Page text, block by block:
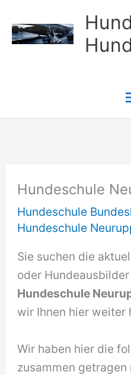
Inhalt
springen
Hundeschule
Hundeschule
Hundeschule
Sie suchen die
oder
Hundeschule
wir Ihnen hier weiter
Wir haben hier die
zusammen